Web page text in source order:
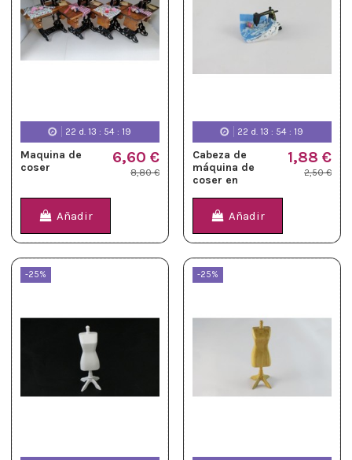
22 d. 13 : 54 : 19
Maquina de
coser
6,60 €
8,80 €
Añadir
22 d. 13 : 54 : 19
Cabeza de
máquina de
coser en
1,88 €
2,50 €
Añadir
-25% -25%